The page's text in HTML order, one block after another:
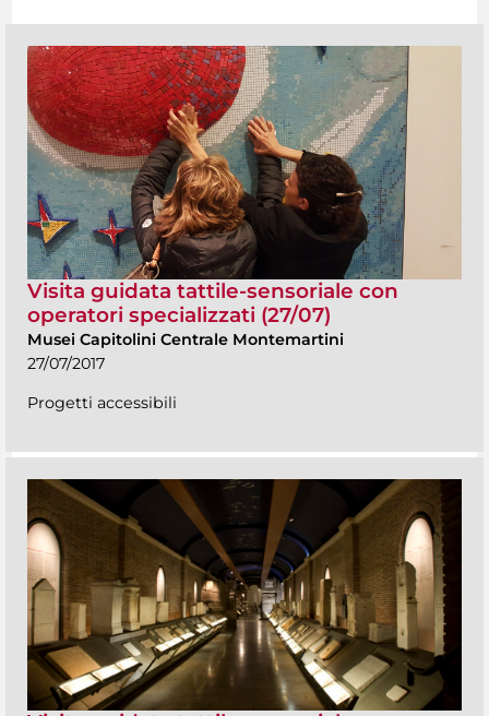
Visita guidata tattile-sensoriale con
operatori specializzati (27/07)
Musei Capitolini Centrale Montemartini
27/07/2017
Progetti accessibili